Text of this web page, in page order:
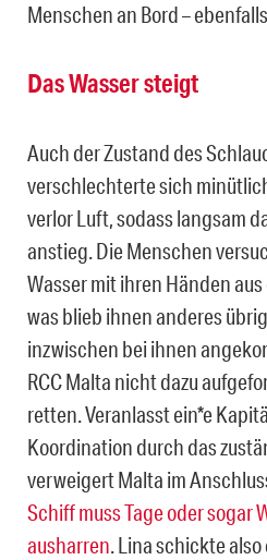
Menschen an Bord –
Das Wasser steigt
Auch der Zustand des
verschlechterte sich
verlor Luft, sodass langsam
anstieg. Die Menschen
Wasser mit ihren Händen
was blieb ihnen anderes
inzwischen bei ihnen
RCC Malta nicht dazu
retten. Veranlasst ein*e
Koordination durch das
verweigert Malta im
Schiff muss Tage oder sogar
ausharren. Lina schickte